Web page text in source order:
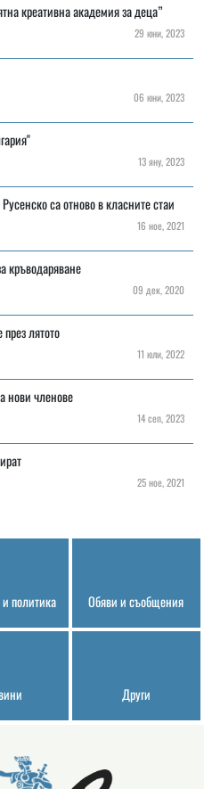
креативна академия за деца”
29 юни, 2023
06 юни, 2023
13 яну, 2023
са отново в класните стаи
16 ное, 2021
кръводаряване
09 дек, 2020
лятото
11 юли, 2022
членове
14 сеп, 2023
25 ное, 2021
политика Обяви и съобщения
Други